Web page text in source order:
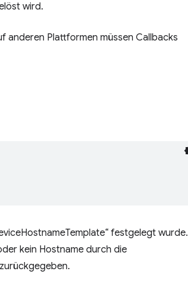
wird.
anderen Plattformen müssen Callbacks
festgelegt wurde.
kein Hostname durch die